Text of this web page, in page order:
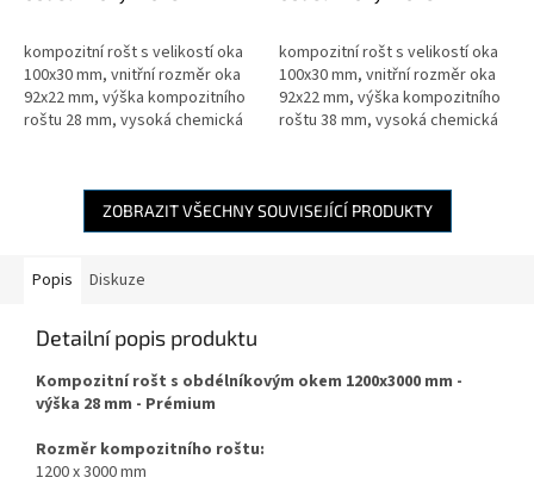
28mm - prémium
kompozitní rošt s velikostí oka
100x30 mm, vnitřní rozměr oka
92x22 mm, výška kompozitního
roštu 28 mm, vysoká chemická
38mm - prémium
kompozitní rošt s velikostí oka
100x30 mm, vnitřní rozměr oka
92x22 mm, výška kompozitního
roštu 38 mm, vysoká chemická
ZOBRAZIT VŠECHNY SOUVISEJÍCÍ PRODUKTY
Popis Diskuze
Detailní popis produktu
Kompozitní rošt s obdélníkovým okem 1200x3000 mm -
výška 28 mm - Prémium
Rozměr kompozitního roštu:
1200 x 3000 mm